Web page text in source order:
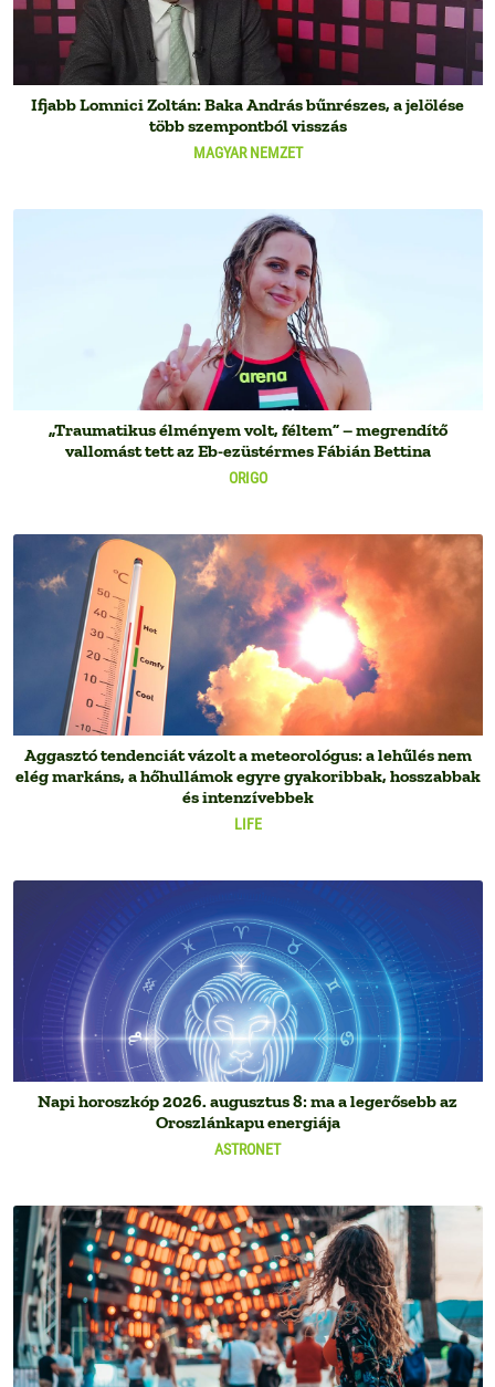
MAGYAR NEMZET
Ifjabb Lomnici Zoltán: Baka András bűnrészes, a jelölése
több szempontból visszás
ORIGO
„Traumatikus élményem volt, féltem” – megrendítő
vallomást tett az Eb-ezüstérmes Fábián Bettina
LIFE
Aggasztó tendenciát vázolt a meteorológus: a lehűlés nem
elég markáns, a hőhullámok egyre gyakoribbak, hosszabbak
és intenzívebbek
ASTRONET
Napi horoszkóp 2026. augusztus 8: ma a legerősebb az
Oroszlánkapu energiája